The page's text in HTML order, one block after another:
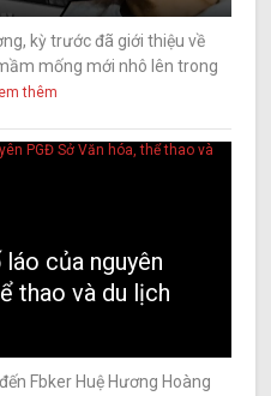
kỳ trước đã giới thiệu về
mống mới nhô lên trong
thêm
của nguyên
thao và du lịch
Fbker Huệ Hương Hoàng